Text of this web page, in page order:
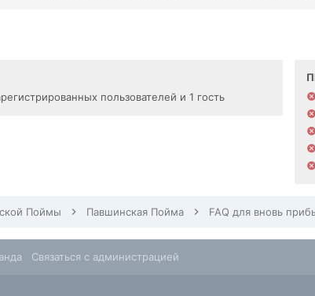
пользователей и 1 гость
Поймы Павшинская Пойма FAQ для вновь
Связаться с администрацией